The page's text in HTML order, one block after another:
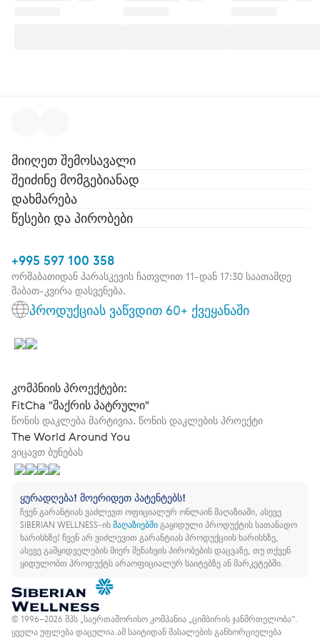
მიიღეთ შემოსავალი
შეიძინე მომგებიანად
დახმარება
წესები და პირობები
+995 597 100 358
ორშაბათიდან პარასკევის ჩათვლით 11-დან 17:30 საათამდე
შაბათ-კვირა დასვენება.
პროდუქციას ვაწვდით 60+ ქვეყანაში
კომპნიის პროექტები:
FitCha "შაქრის პატრული"
წონის დაკლება მარტივია. წონის დაკლების პროექტი
The World Around You
ვიცავთ ბუნებას
ყურადღება! მოერიდეთ პატენტებს!
ჩვენ გარანტიას ვაძლევთ ოფიციალურ ონლაინ მაღაზიაში, ასევე
SIBERIAN WELLNESS-ისმაღაზიებშიგაყიდული პროდუქტის სათანადო
ხარისხზე! ჩვენ არ ვიძლევით გარანტიას პროდუქციის ხარისხზე,
ასევე გამყიდველების მიერ შენახვის პირობების დაცვაზე, თუ თქვენ
ყიდულობთ პროდუქტს არაოფიციალურ საიტებზე ან მარკეტებში.
© 1996–2026 შპს „საერთაშორისო კომპანია „ციმბირის ჯანმრთელობა“.
ყველა უფლება დაცულია. ამ საიტიდან მასალების განხორციელება